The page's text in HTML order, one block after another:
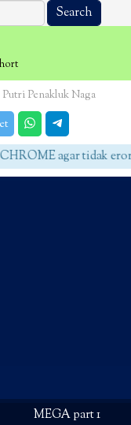
Putri Penakluk Naga
agar tidak
MEGA part 1